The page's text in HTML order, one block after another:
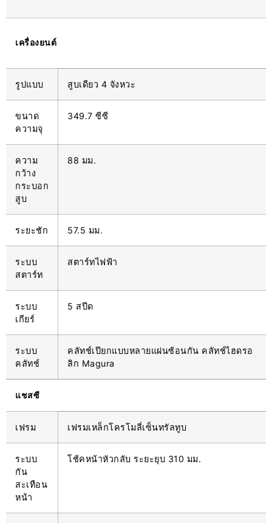
เครื่องยนต์
รูปแบบ สูบเดียว 4 จังหวะ
ขนาด
ความจุ
349.7 ซีซี
ความ
กว้าง
กระบอก
สูบ
88 มม.
ระยะชัก 57.5 มม.
ระบบ
สตาร์ท
สตาร์ทไฟฟ้า
ระบบ
เกียร์
5 สปีด
ระบบ
คลัทช์
คลัทช์เปียกแบบหลายแผ่นซ้อนกัน คลัทช์ไฮดรอ
ลิก Magura
แชสซี
เฟรม เฟรมเหล็กโครโมลี่เซ็นทรัลทูบ
ระบบ
กัน
สะเทือน
หน้า
โช้คหน้าหัวกลับ ระยะยุบ 310 มม.